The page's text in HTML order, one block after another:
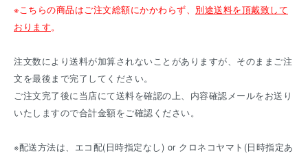
※こちらの商品はご注文総額にかかわらず、 別途送料を頂戴致して
おります。
注文数により送料が加算されないことがありますが、そのままご注
文を最後まで完了してください。
ご注文完了後に当店にて送料を確認の上、内容確認メールをお送り
いたしますので合計金額をご確認ください。
※配送方法は、エコ配(日時指定なし) or クロネコヤマト(日時指定あ